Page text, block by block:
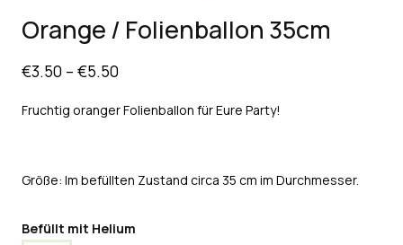
Orange / Folienballon 35cm
€3.50 – €5.50
Fruchtig oranger Folienballon für Eure Party!
Größe: Im befüllten Zustand circa 35 cm im Durchmesser.
Befüllt mit Helium